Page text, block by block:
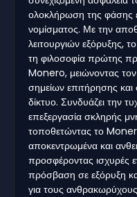
ολοκλήρωση της φάσης
νομίσματος. Με την
λειτουργιών εξόρυξης,
τη φιλοσοφία πρώτης
Monero, μειώνοντας
σημείων επιτήρησης
δίκτυο. Συνδυάζει την
επεξεργασία σκληρής
τοποθετώντας το
αποκεντρωμένα και
προσφέροντας ισχυρές
πρόσβαση σε εξόρυξη
για τους